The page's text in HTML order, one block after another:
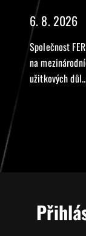
6. 8. 2026
Společnost
na
užitkových